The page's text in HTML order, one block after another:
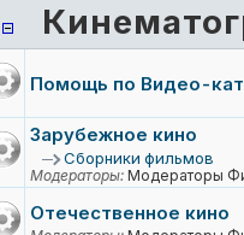
Помощь по Видео-
Зарубежное кино
Сборники фильмов
Модераторы: Модераторы
Отечественное кино